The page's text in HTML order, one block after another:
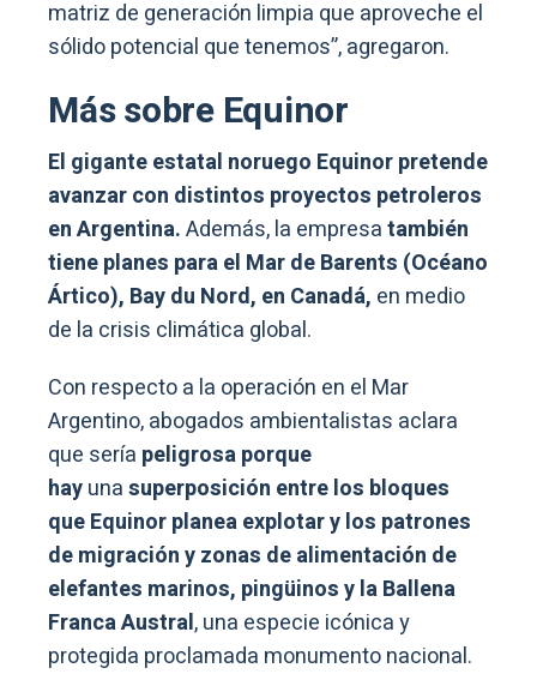
matriz de generación limpia que aproveche el
sólido potencial que tenemos”, agregaron.
Más sobre Equinor
El gigante estatal noruego Equinor pretende
avanzar con distintos proyectos petroleros
en Argentina.Además, la empresatambién
tiene planes para el Mar de Barents (Océano
Ártico), Bay du Nord, en Canadá, en medio
de la crisis climática global.
Con respecto a la operación en el Mar
Argentino, abogados ambientalistas aclara
que sería peligrosa porque
hayunasuperposición entre los bloques
que Equinor planea explotar y los patrones
de migración y zonas de alimentación de
elefantes marinos, pingüinos y la Ballena
Franca Austral, una especie icónica y
protegida proclamada monumento nacional.